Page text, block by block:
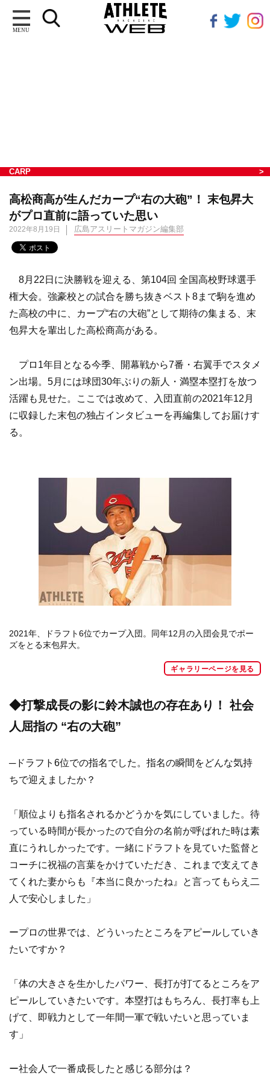
MENU
CARP
高松商高が生んだカープ“右の大砲”！ 末包昇大
がプロ直前に語っていた思い
2022年8月19日 広島アスリートマガジン編集部
8月22日に決勝戦を迎える、第104回 全国高校野球選手
権大会。強豪校との試合を勝ち抜きベスト8まで駒を進め
た高校の中に、カープ“右の大砲”として期待の集まる、末
包昇大を輩出した高松商高がある。
プロ1年目となる今季、開幕戦から7番・右翼手でスタメ
ン出場。5月には球団30年ぶりの新人・満塁本塁打を放つ
活躍も見せた。ここでは改めて、入団直前の2021年12月
に収録した末包の独占インタビューを再編集してお届けす
る。
2021年、ドラフト6位でカープ入団。同年12月の入団会見でポー
ズをとる末包昇大。
ギャラリーページを見る
◆打撃成長の影に鈴木誠也の存在あり！ 社会
人屈指の “右の大砲”
─ドラフト6位での指名でした。指名の瞬間をどんな気持
ちで迎えましたか？
「順位よりも指名されるかどうかを気にしていました。待
っている時間が長かったので自分の名前が呼ばれた時は素
直にうれしかったです。一緒にドラフトを見ていた監督と
コーチに祝福の言葉をかけていただき、これまで支えてき
てくれた妻からも『本当に良かったね』と言ってもらえ二
人で安心しました」
ープロの世界では、どういったところをアピールしていき
たいですか？
「体の大きさを生かしたパワー、長打が打てるところをア
ピールしていきたいです。本塁打はもちろん、長打率も上
げて、即戦力として一年間一軍で戦いたいと思っていま
す」
ー社会人で一番成長したと感じる部分は？